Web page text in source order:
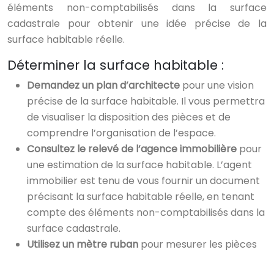
éléments non-comptabilisés dans la surface
cadastrale pour obtenir une idée précise de la
surface habitable réelle.
Déterminer la surface habitable :
Demandez un plan d’architecte pour une vision
précise de la surface habitable. Il vous permettra
de visualiser la disposition des pièces et de
comprendre l’organisation de l’espace.
Consultez le relevé de l’agence immobilière pour
une estimation de la surface habitable. L’agent
immobilier est tenu de vous fournir un document
précisant la surface habitable réelle, en tenant
compte des éléments non-comptabilisés dans la
surface cadastrale.
Utilisez un mètre ruban pour mesurer les pièces